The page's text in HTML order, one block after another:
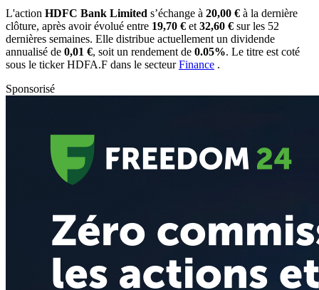
L'action HDFC Bank Limited s’échange à 20,00 € à la dernière
clôture, après avoir évolué entre 19,70 € et 32,60 € sur les 52
dernières semaines. Elle distribue actuellement un dividende
annualisé de 0,01 €, soit un rendement de 0.05%. Le titre est coté
sous le tickerHDFA.F dans le secteurFinance .
Sponsorisé